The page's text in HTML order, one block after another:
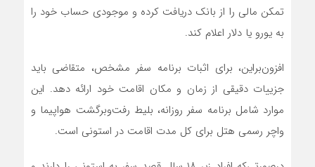
تمکن مالی را از بانک دریافت کرده و موجودی حساب خود را
به یورو یا دلار اعلام کند.
افزون‌براین، برای اثبات برنامه سفر مشخص، متقاضی باید
جزییات دقیقی از زمان و مکان اقامت خود ارائه دهد. این
موارد شامل برنامه سفر روزانه، بلیط رفت‌وبرگشت هواپیما و
واچر رسمی هتل برای کل مدت اقامت در استونی است.